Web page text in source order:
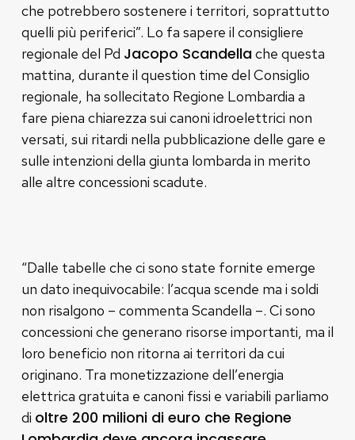
che potrebbero sostenere i territori, soprattutto
quelli più periferici”. Lo fa sapere il consigliere
regionale del Pd Jacopo Scandellache questa
mattina, durante il question time del Consiglio
regionale, ha sollecitato Regione Lombardia a
fare piena chiarezza sui canoni idroelettrici non
versati, sui ritardi nella pubblicazione delle gare e
sulle intenzioni della giunta lombarda in merito
alle altre concessioni scadute.
“Dalle tabelle che ci sono state fornite emerge
un dato inequivocabile: l’acqua scende ma i soldi
non risalgono – commenta Scandella –. Ci sono
concessioni che generano risorse importanti, ma il
loro beneficio non ritorna ai territori da cui
originano. Tra monetizzazione dell’energia
elettrica gratuita e canoni fissi e variabili parliamo
di oltre 200 milioni di euro che Regione